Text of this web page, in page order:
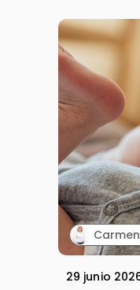
29 junio